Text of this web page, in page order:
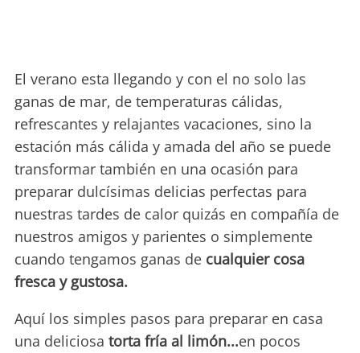
El verano esta llegando y con el no solo las
ganas de mar, de temperaturas cálidas,
refrescantes y relajantes vacaciones, sino la
estación más cálida y amada del año se puede
transformar también en una ocasión para
preparar dulcísimas delicias perfectas para
nuestras tardes de calor quizás en compañía de
nuestros amigos y parientes o simplemente
cuando tengamos ganas de cualquier cosa
fresca y gustosa.
Aquí los simples pasos para preparar en casa
una deliciosa torta fría al limón...en pocos